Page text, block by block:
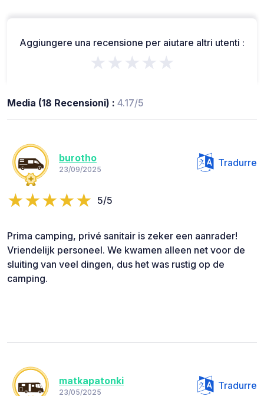
Aggiungere una recensione per aiutare altri utenti :
★★★★★
Media (18 Recensioni) : 4.17/5
burotho
23/09/2025
Tradurre
5/5
Prima camping, privé sanitair is zeker een aanrader!
Vriendelijk personeel. We kwamen alleen net voor de
sluiting van veel dingen, dus het was rustig op de
camping.
matkapatonki
23/05/2025
Tradurre